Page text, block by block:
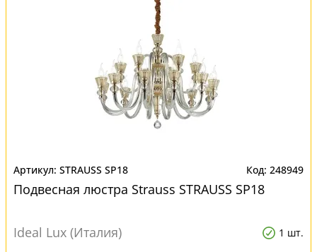
STRAUSS SP18 248949
Подвесная люстра Strauss STRAUSS SP18
Ideal Lux (Италия) 1 шт.